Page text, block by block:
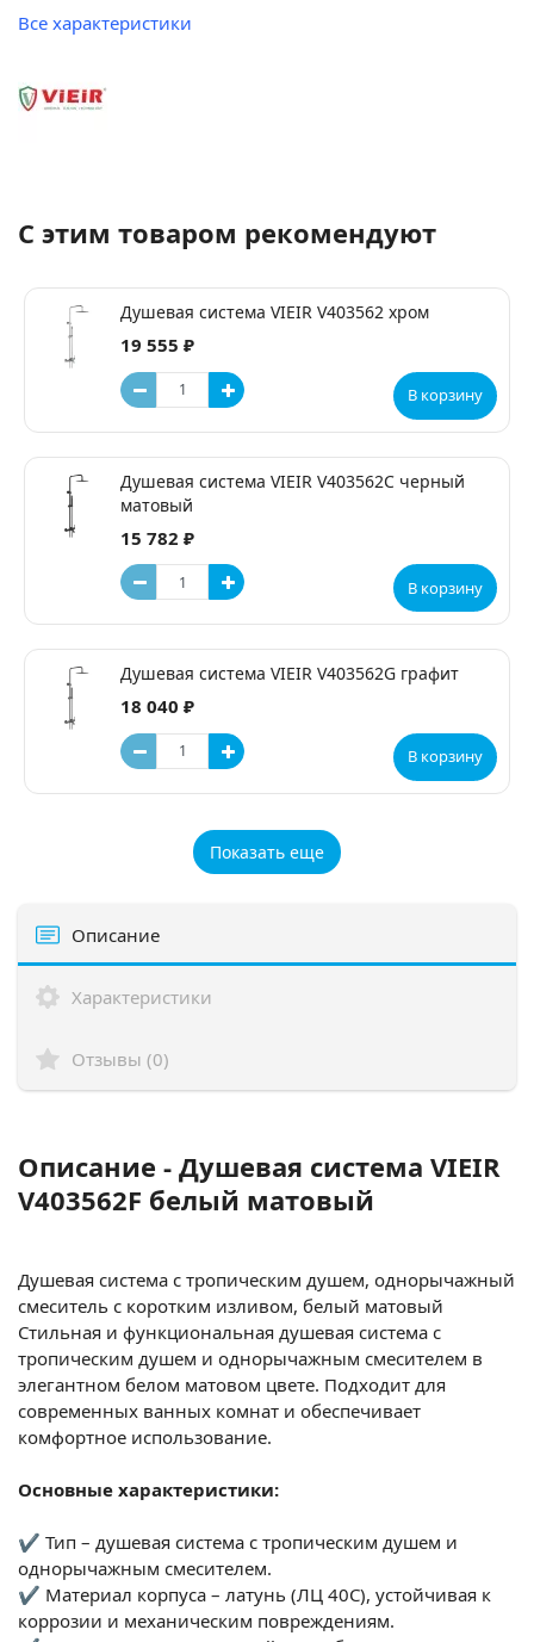
Все характеристики
С этим товаром рекомендуют
Душевая система VIEIR V403562 хром
19 555 ₽
В корзину
Душевая система VIEIR V403562C черный
матовый
15 782 ₽
В корзину
Душевая система VIEIR V403562G графит
18 040 ₽
В корзину
Показать еще
Описание
Характеристики
Отзывы (0)
Описание - Душевая система VIEIR
V403562F белый матовый
Душевая система с тропическим душем, однорычажный
смеситель с коротким изливом, белый матовый
Стильная и функциональная душевая система с
тропическим душем и однорычажным смесителем в
элегантном белом матовом цвете. Подходит для
современных ванных комнат и обеспечивает
комфортное использование.
Основные характеристики:
✔ Тип – душевая система с тропическим душем и
однорычажным смесителем.
✔ Материал корпуса – латунь (ЛЦ 40С), устойчивая к
коррозии и механическим повреждениям.